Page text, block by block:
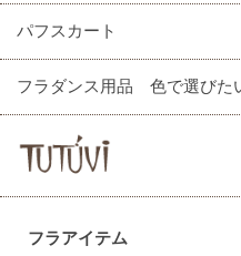
パフスカート
フラダンス用品 色で選びた
フラアイテム